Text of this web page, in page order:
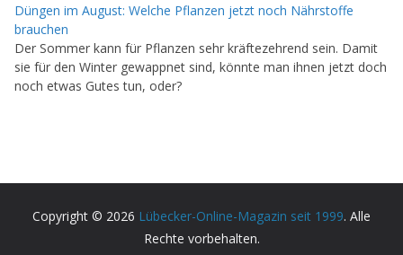
Düngen im August: Welche Pflanzen jetzt noch Nährstoffe
brauchen
Der Sommer kann für Pflanzen sehr kräftezehrend sein. Damit
sie für den Winter gewappnet sind, könnte man ihnen jetzt doch
noch etwas Gutes tun, oder?
Copyright © 2026 Lübecker-Online-Magazin seit 1999. Alle
Rechte vorbehalten.